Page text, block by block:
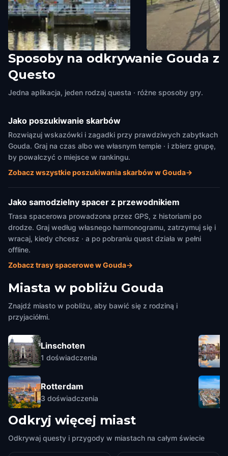
The Kleiwegbridge
Gouda,Netherlands
Museumhaven
Sposoby na odkrywanie Gouda z
Questo
Jedna aplikacja, jeden rodzaj questa · różne sposoby gry.
Jako poszukiwanie skarbów
Rozwiązuj wskazówki i zagadki przy prawdziwych zabytkach
Gouda. Graj na czas albo we własnym tempie · i zbierz grupę,
by powalczyć o miejsce w rankingu.
Zobacz wszystkie poszukiwania skarbów w Gouda→
Jako samodzielny spacer z przewodnikiem
Trasa spacerowa prowadzona przez GPS, z historiami po
drodze. Graj według własnego harmonogramu, zatrzymuj się i
wracaj, kiedy chcesz · a po pobraniu quest działa w pełni
offline.
Zobacz trasy spacerowe w Gouda→
Miasta w pobliżu Gouda
Znajdź miasto w pobliżu, aby bawić się z rodziną i
przyjaciółmi.
Linschoten
1 doświadczenia
Rotterdam
3 doświadczenia
Odkryj więcej miast
Odkrywaj questy i przygody w miastach na całym świecie